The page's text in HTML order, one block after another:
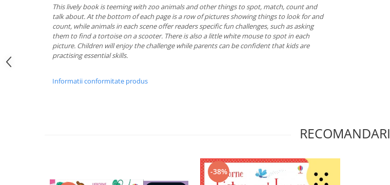
This lively book is teeming with zoo animals and other things to spot, match, count and
talk about. At the bottom of each page is a row of pictures showing things to look for and
count, while animals in each scene offer readers specific fun challenges, such as asking
them to find a tortoise on a scooter. There is also a little white mouse to spot in each
picture. Children will enjoy the challenge while parents can be confident that kids are
practising essential skills.
Informatii conformitate produs
RECOMANDARI
-38%